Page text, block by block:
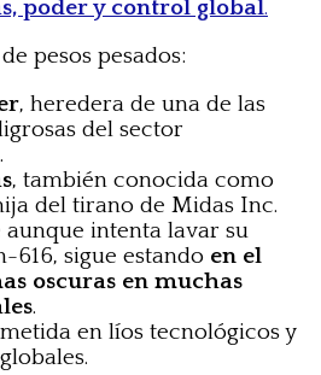
poder y control global.
pesos pesados:
, heredera de una de las
del sector
, también conocida como
del tirano de Midas Inc.
aunque intenta lavar su
616, sigue estando en el
oscuras en muchas
.
en líos tecnológicos y